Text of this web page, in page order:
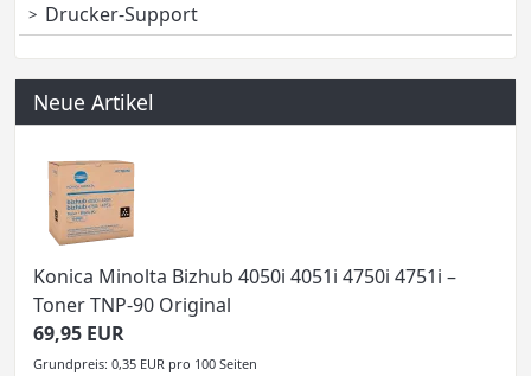
Drucker-Support
Neue Artikel
Konica Minolta Bizhub 4050i 4051i 4750i 4751i –
Toner TNP-90 Original
69,95 EUR
Grundpreis: 0,35 EUR pro 100 Seiten